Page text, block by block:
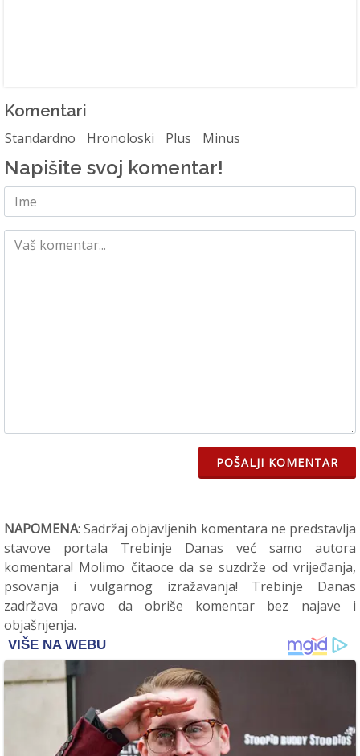
Komentari
Standardno Hronoloski Plus Minus
Napišite svoj komentar!
POŠALJI KOMENTAR
NAPOMENA: Sadržaj objavljenih komentara ne predstavlja
stavove portala Trebinje Danas već samo autora
komentara! Molimo čitaoce da se suzdrže od vrijeđanja,
psovanja i vulgarnog izražavanja! Trebinje Danas
zadržava pravo da obriše komentar bez najave i
objašnjenja.